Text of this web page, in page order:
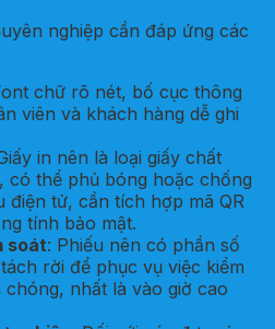
nghiệp cần đáp ứng các
chữ rõ nét, bố cục thông
viên và khách hàng dễ ghi
in nên là loại giấy chất
có thể phủ bóng hoặc chống
điện tử, cần tích hợp mã QR
tính bảo mật.
soát: Phiếu nên có phần số
rời để phục vụ việc kiểm
nhất là vào giờ cao